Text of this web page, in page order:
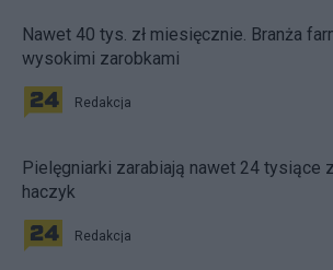
Nawet 40 tys. zł miesięcznie. Branża
wysokimi zarobkami
Redakcja
Pielęgniarki zarabiają nawet 24 tysiące
haczyk
Redakcja